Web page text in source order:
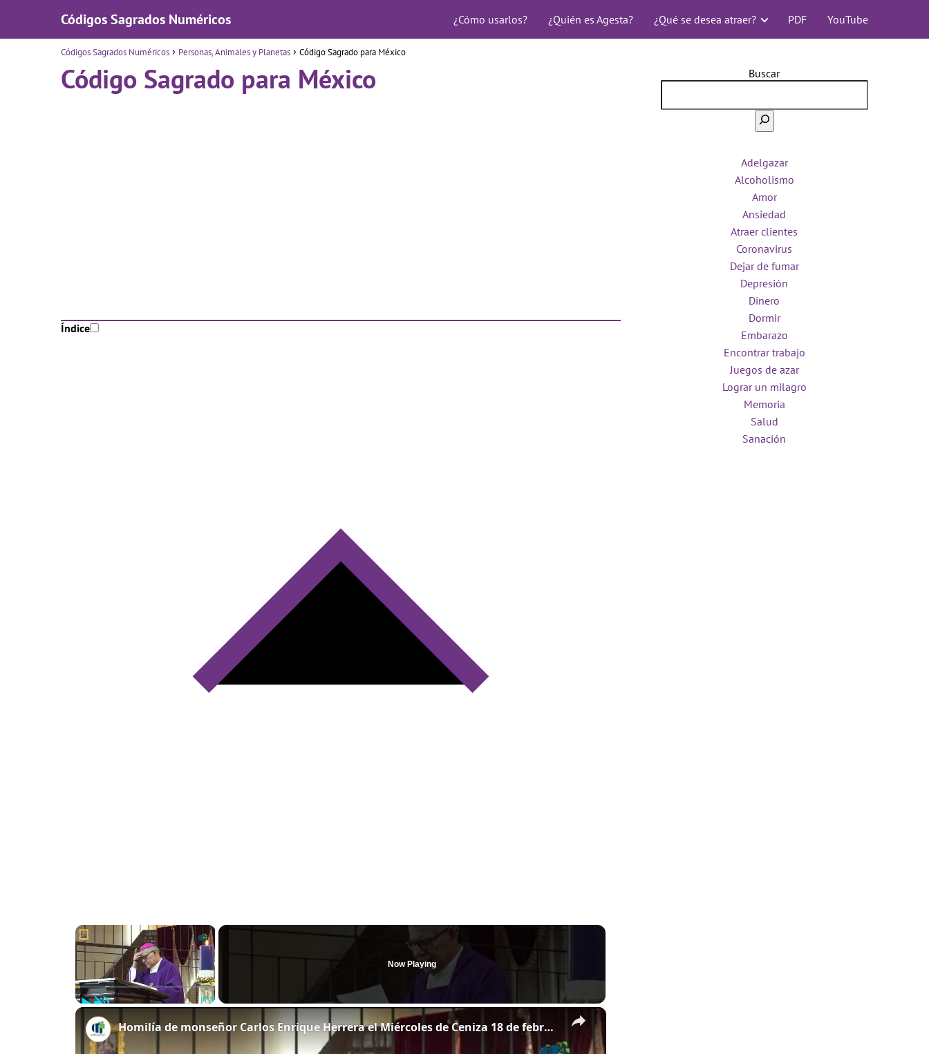
Códigos Sagrados Numéricos ¿Cómo usarlos? ¿Quién es Agesta? ¿Qué se desea atraer? PDF YouTube
Códigos Sagrados Numéricos Personas, Animales y Planetas Código Sagrado para México
Código Sagrado para México
Índice
×
PlayUnmute Fullscreen
Now Playing
×
Homilía de monseñor Carlos Enrique Herrera el Miércoles de Ceniza 18 de febrero de 2026 en Guatemala
Buscar
Adelgazar
Alcoholismo
Amor
Ansiedad
Atraer clientes
Coronavirus
Dejar de fumar
Depresión
Dinero
Dormir
Embarazo
Encontrar trabajo
Juegos de azar
Lograr un milagro
Memoria
Salud
Sanación